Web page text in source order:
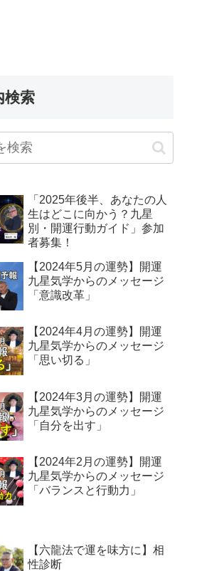
検索
「2025年後半、あなたの人
生はどこに向かう？九星
別・開運行動ガイド」参加
者募集！
【2024年5月の運勢】開運
九星気学からのメッセージ
「意識改革」
【2024年4月の運勢】開運
九星気学からのメッセージ
「思い切る」
【2024年3月の運勢】開運
九星気学からのメッセージ
「自分を出す」
【2024年2月の運勢】開運
九星気学からのメッセージ
「バランスと行動力」
【六龍法で運を味方に】相
性診断